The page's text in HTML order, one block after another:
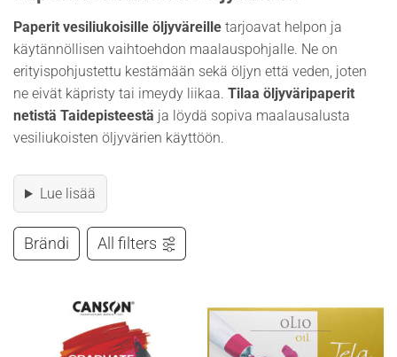
Paperit vesiliukoisille öljyväreille tarjoavat helpon ja
käytännöllisen vaihtoehdon maalauspohjalle. Ne on
erityispohjustettu kestämään sekä öljyn että veden, joten
ne eivät käpristy tai imeydy liikaa. Tilaa öljyväripaperit
netistä Taidepisteestä ja löydä sopiva maalausalusta
vesiliukoisten öljyvärien käyttöön.
Lue lisää
Brändi All filters